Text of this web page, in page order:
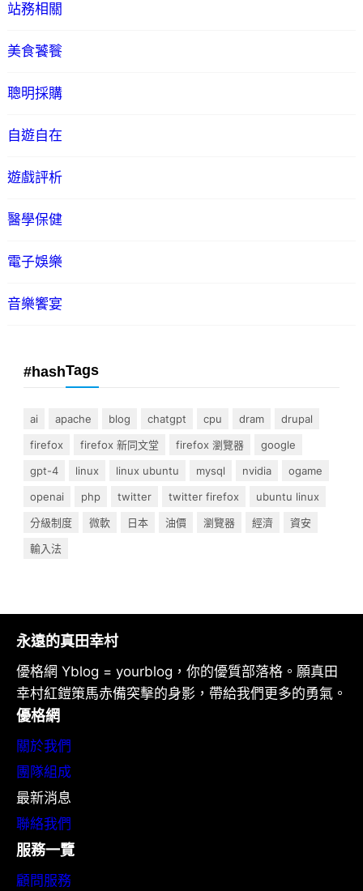
站務相關
美食饕餮
聰明採購
自遊自在
遊戲評析
醫學保健
電子娛樂
音樂饗宴
#hashTags
ai apache blog chatgpt cpu dram
drupal
firefox
firefox 新同文堂 firefox 瀏覽器
google
gpt-4
linux linux ubuntu mysql nvidia
ogame
openai
php twitter twitter firefox
ubuntu linux
分級制度
微軟 日本 油價 瀏覽器 經濟
資安
輸入法
永遠的真田幸村
優格網 Yblog = yourblog，你的優質部落格。願真田
幸村紅鎧策馬赤備突擊的身影，帶給我們更多的勇氣。
優格網
關於我們
團隊組成
最新消息
聯絡我們
服務一覽
顧問服務